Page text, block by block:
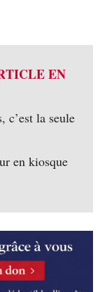
EN
c’est la seule
en kiosque